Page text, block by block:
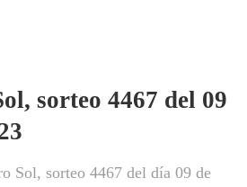
sorteo 4467 del 09
Sol, sorteo 4467 del día 09 de